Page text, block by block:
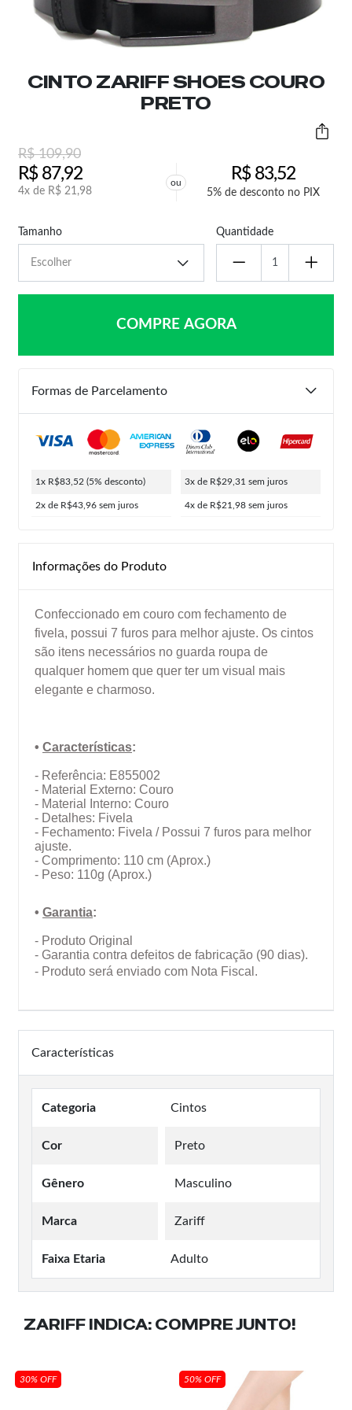
CINTO ZARIFF SHOES COURO
PRETO
R$109,90
R$87,92
4x de R$ 21,98
ou R$83,52
5% de desconto no PIX
Tamanho Quantidade
COMPRE AGORA
Formas de Parcelamento
1x R$83,52 (5% desconto)
2x de R$43,96 sem juros
3x de R$29,31 sem juros
4x de R$21,98 sem juros
Informações do Produto
Confeccionado em couro com fechamento de
fivela, possui 7 furos para melhor ajuste. Os cintos
são itens necessários no guarda roupa de
qualquer homem que quer ter um visual mais
elegante e charmoso.
• Características:
- Referência: E855002
- Material Externo: Couro
- Material Interno: Couro
- Detalhes: Fivela
- Fechamento: Fivela / Possui 7 furos para melhor
ajuste.
- Comprimento: 110 cm (Aprox.)
- Peso: 110g (Aprox.)
• Garantia:
- Produto Original
- Garantia contra defeitos de fabricação (90 dias).
- Produto será enviado com Nota Fiscal.
Características
Categoria Cintos
Cor Preto
Gênero Masculino
Marca Zariff
Faixa Etaria Adulto
ZARIFF INDICA: COMPRE JUNTO!
30% OFF 50% OFF